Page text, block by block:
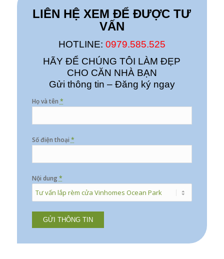
LIÊN HỆ XEM ĐỂ ĐƯỢC TƯ
VẤN
HOTLINE: 0979.585.525
HÃY ĐỂ CHÚNG TÔI LÀM ĐẸP
CHO CĂN NHÀ BẠN
Gửi thông tin – Đăng ký ngay
Họ và tên *
Số điện thoại *
Nội dung*